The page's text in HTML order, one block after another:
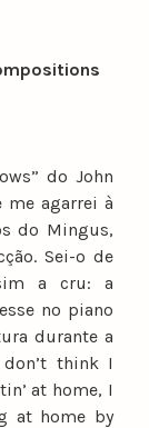
do John
me agarrei à
do Mingus,
Sei-o de
a cru: a
no piano
durante a
think I
at home, I
at home by